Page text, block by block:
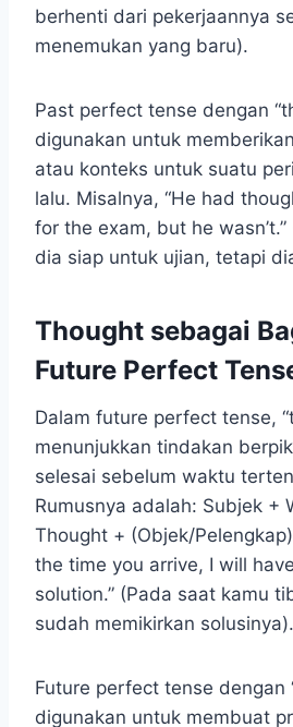
berhenti dari pekerjaannya
menemukan yang baru).
Past perfect tense dengan
digunakan untuk
atau konteks untuk suatu
lalu. Misalnya, “He had
for the exam, but he
dia siap untuk ujian, tetapi
Thought sebagai
Future Perfect
Dalam future perfect tense,
menunjukkan tindakan
selesai sebelum waktu
Rumusnya adalah: Subjek +
Thought + (Objek/
the time you arrive, I will
solution.” (Pada saat kamu
sudah memikirkan solusinya).
Future perfect tense dengan
digunakan untuk membuat